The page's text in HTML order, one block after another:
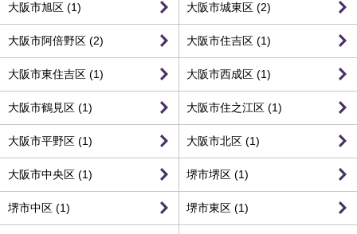
大阪市旭区 (1) 大阪市城東区 (2)
大阪市阿倍野区 (2) 大阪市住吉区 (1)
大阪市東住吉区 (1) 大阪市西成区 (1)
大阪市鶴見区 (1) 大阪市住之江区 (1)
大阪市平野区 (1) 大阪市北区 (1)
大阪市中央区 (1) 堺市堺区 (1)
堺市中区 (1) 堺市東区 (1)